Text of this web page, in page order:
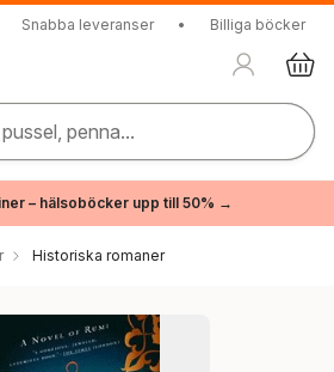
Snabba leveranser • Billiga böcker
penna...
– hälsoböcker upp till 50% →
Historiska romaner